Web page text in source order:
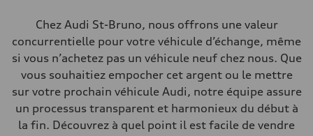
Système de freinage
—
Direction
Electromechanical steering with speed-sensitive power assist
Poids
Poids à vide
—
Poids brut admissible
Chez Audi St-Bruno, nous offrons une valeur
concurrentielle pour votre véhicule d’échange, même
si vous n’achetez pas un véhicule neuf chez nous. Que
vous souhaitiez empocher cet argent ou le mettre
sur votre prochain véhicule Audi, notre équipe assure
un processus transparent et harmonieux du début à
la fin. Découvrez à quel point il est facile de vendre